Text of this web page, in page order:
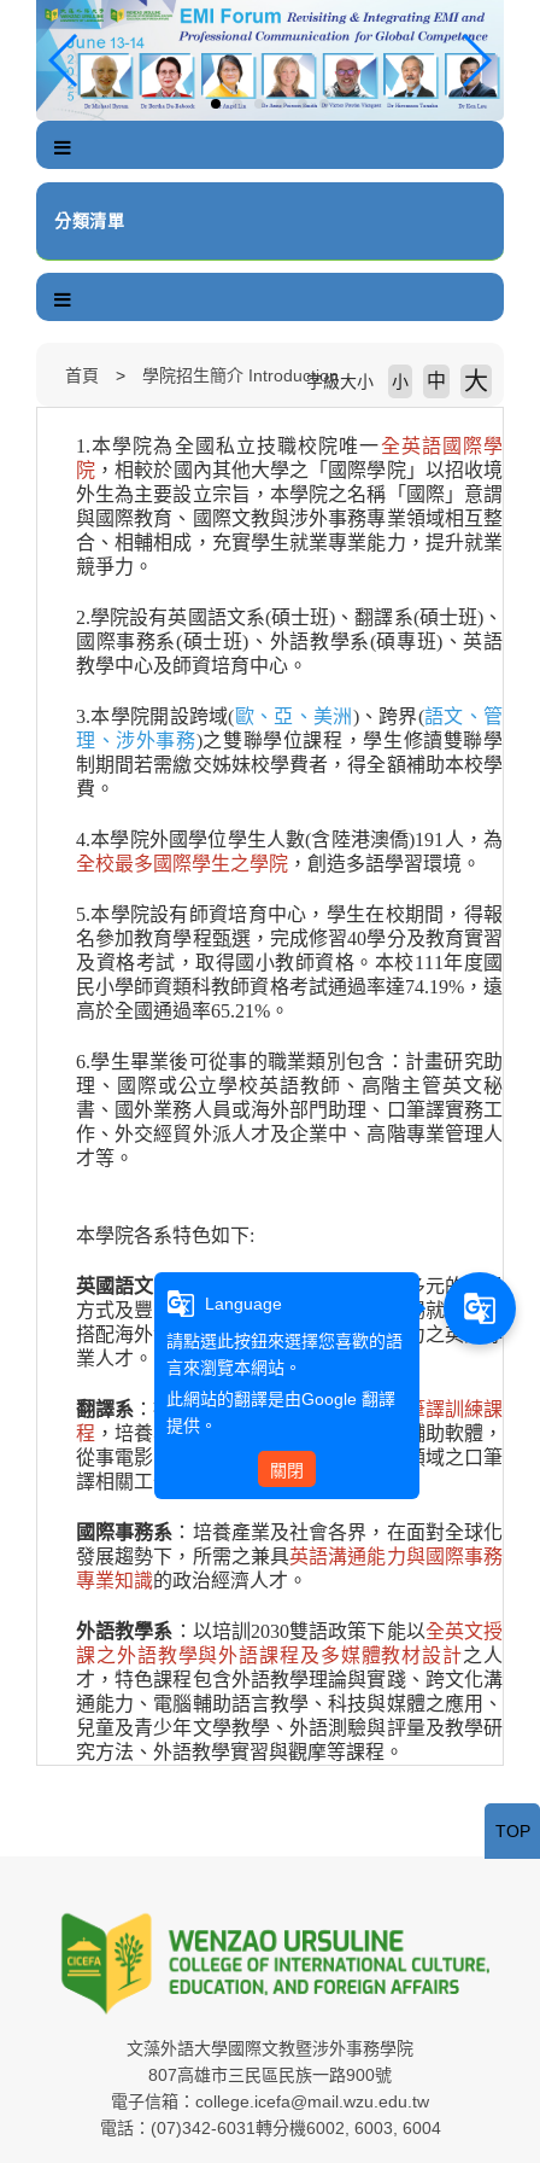
分類清單
首頁 學院招生簡介 Introduction字級大小 小 中 大
1.本學院為全國私立技職校院唯一全英語國際學
院 ，相較於國內其他大學之「國際學院」以招收境
外生為主要設立宗旨，本學院之名稱「國際」意謂
與國際教育、國際文教與涉外事務專業領域相互整
合、相輔相成，充實學生就業專業能力，提升就業
競爭力。
2.學院設有英國語文系(碩士班)、翻譯系(碩士班)、
國際事務系(碩士班)、外語教學系(碩專班)、英語
教學中心及師資培育中心。
3.本學院開設跨域(歐、亞、美洲)、跨界(語文、管
理、涉外事務)之雙聯學位課程，學生修讀雙聯學
制期間若需繳交姊妹校學費者，得全額補助本校學
費。
4.本學院外國學位學生人數(含陸港澳僑)191 人，為
全校最多國際學生之學院 ，創造多語學習環境。
5.本學院設有師資培育中心，學生在校期間，得報
名參加教育學程甄選，完成修習40學分及教育實習
及資格考試，取得國小教師資格。本校111年度國
民小學師資類科教師資格考試通過率達74.19%，遠
高於全國通過率65.21% 。
6.學生畢業後可從事的職業類別包含： 計畫研究助
理、國際或公立學校英語教師、高階主管英文秘
書、國外業務人員或海外部門助理、 口筆譯實務工
作、外交經貿外派人才及企業中、高階專業管理人
才等。
本學院各系特色如下:
英國語文系：開設
，多元的教學
方式及豐富的課外比賽活動增加學生職場就業力，
搭配海外實習機會，培育具有全球就業力之英語專
業人才。
翻譯系 ：提供密集且內容多元豐富的口筆譯訓練課
程 ，培養學生靈活應用中英文以及電腦輔助軟體，
從事電影字幕、文學及醫療科技等專業領域之口筆
譯相關工作。
國際事務系 ：培養產業及社會各界，在面對全球化
發展趨勢下，所需之兼具英語溝通能力與國際事務
專業知識的政治經濟人才。
外語教學系 ：以培訓 2030雙語政策下能以全英文授
課之外語教學與外語課程及多媒體教材設計之人
才，特色課程包含外語教學理論與實踐、跨文化溝
通能力、電腦輔助語言教學、科技與媒體之應用、
兒童及青少年文學教學、外語測驗與評量及教學研
究方法、外語教學實習與觀摩等課程。
文藻外語大學國際文教暨涉外事務學院
807高雄市三民區民族一路900號
電子信箱：college.icefa@mail.wzu.edu.tw
電話：(07)342-6031轉分機6002, 6003, 6004
TOP
g_translate
Language
請點選此按鈕來選擇您喜歡的語
言來瀏覽本網站。
此網站的翻譯是由Google 翻譯
提供。
關閉
g_translate